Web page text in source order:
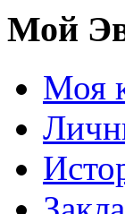
Мой
Моя